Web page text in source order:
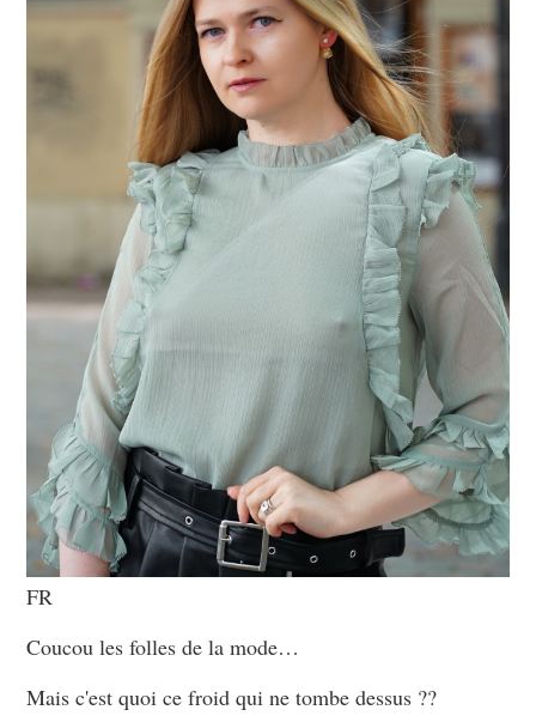
LUXE ET LA BEAUTÉ EN Y
AJOUTANT MON PETIT
GRAIN DE FOLIE ET MES
PETITS TUYAUX…
FR
Coucou les folles de la mode…
Mais c'est quoi ce froid qui ne tombe dessus ??